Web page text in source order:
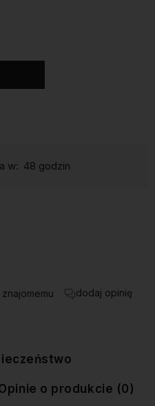
w: 48 godzin
dodaj opinię
nie zawiera ewentualnych
o produkcie (0)